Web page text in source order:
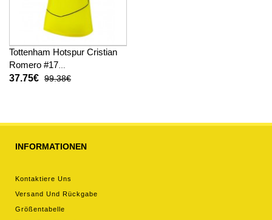
Tottenham Hotspur Cristian
Romero #17
Fußballbekleidung 3rd trikot
37.75€ 99.38€
INFORMATIONEN
Kontaktiere Uns
Versand Und Rückgabe
Größentabelle